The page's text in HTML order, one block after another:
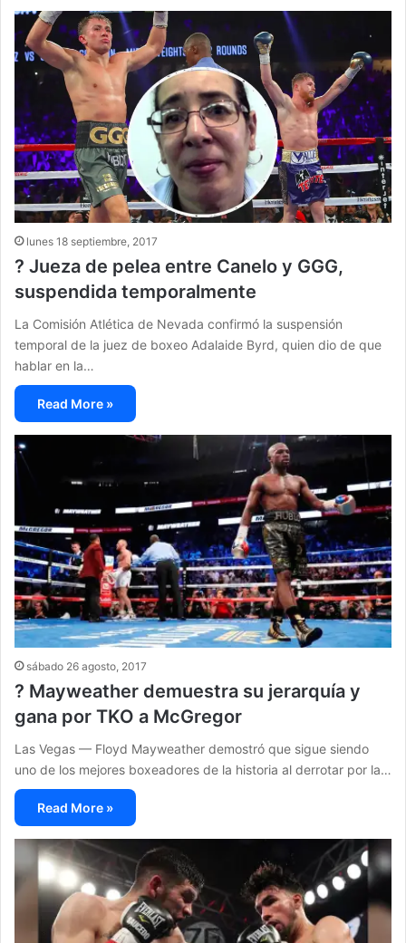
lunes 18 septiembre, 2017
? Jueza de pelea entre Canelo y GGG,
suspendida temporalmente
La Comisión Atlética de Nevada confirmó la suspensión
temporal de la juez de boxeo Adalaide Byrd, quien dio de que
hablar en la…
Read More »
sábado 26 agosto, 2017
? Mayweather demuestra su jerarquía y
gana por TKO a McGregor
Las Vegas — Floyd Mayweather demostró que sigue siendo
uno de los mejores boxeadores de la historia al derrotar por la…
Read More »